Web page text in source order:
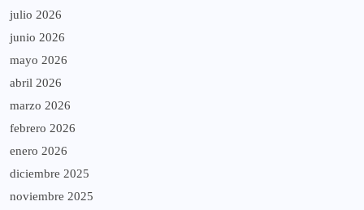
julio 2026
junio 2026
mayo 2026
abril 2026
marzo 2026
febrero 2026
enero 2026
diciembre 2025
noviembre 2025